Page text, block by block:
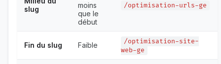
slug
moins
que le
début
/optimisation-urls-ge
Fin du slug Faible
/optimisation-site-
web-ge